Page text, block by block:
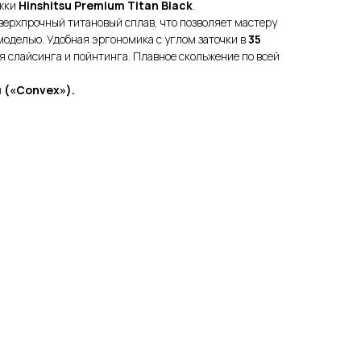
Hinshitsu Premium Titan Black
титановый сплав, что позволяет мастеру
Удобная эргономика с углом заточки в35
слайсинга и пойнтинга. Плавное скольжение по всей
(«Convex»).